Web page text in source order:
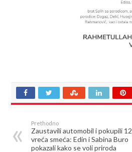
Prethodno
Zaustavili automobil i pokupili 12
vreća smeća: Edin i Sabina Buro
pokazali kako se voli priroda